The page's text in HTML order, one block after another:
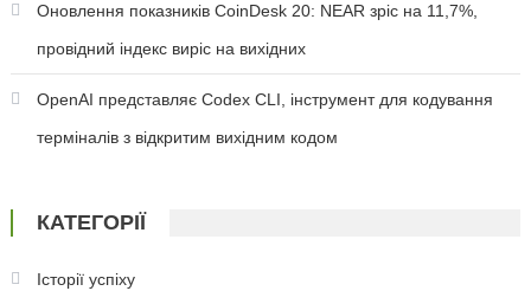
Оновлення показників CoinDesk 20: NEAR зріс на 11,7%,
провідний індекс виріс на вихідних
OpenAI представляє Codex CLI, інструмент для кодування
терміналів з відкритим вихідним кодом
КАТЕГОРІЇ
Історії успіху